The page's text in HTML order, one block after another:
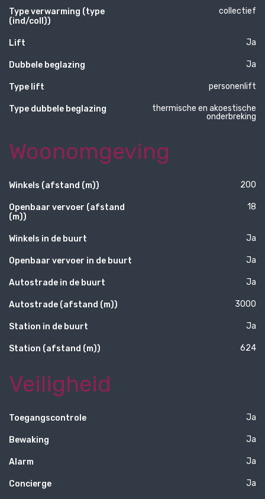
Type verwarming (type
(ind/coll))
collectief
Lift Ja
Dubbele beglazing Ja
Type lift personenlift
Type dubbele beglazing
thermische en akoestische
onderbreking
Woonomgeving
Winkels (afstand (m)) 200
Openbaar vervoer (afstand
(m))
18
Winkels in de buurt Ja
Openbaar vervoer in de buurt Ja
Autostrade in de buurt Ja
Autostrade (afstand (m)) 3000
Station in de buurt Ja
Station (afstand (m)) 624
Veiligheid
Toegangscontrole Ja
Bewaking Ja
Alarm Ja
Concierge Ja